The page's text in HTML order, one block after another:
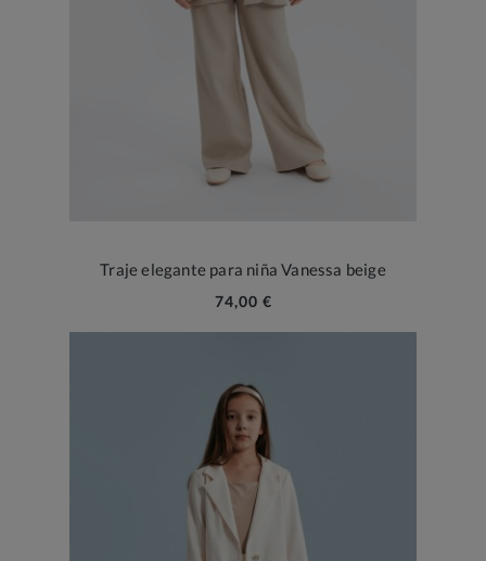
Traje elegante para niña Vanessa beige
74,00 €